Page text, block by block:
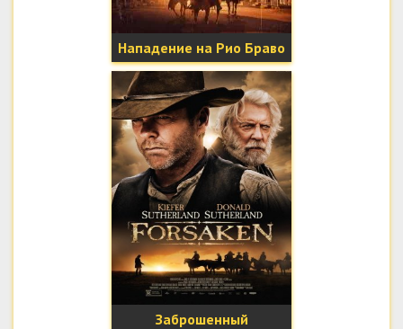
Нападение на Рио Браво
Заброшенный